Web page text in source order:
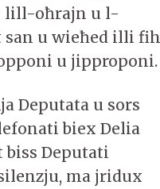
lill-oħrajn u l-
san u wieħed illi fih
u jipproponi.
Deputata u sors
biex Delia
Deputati
ma jridux